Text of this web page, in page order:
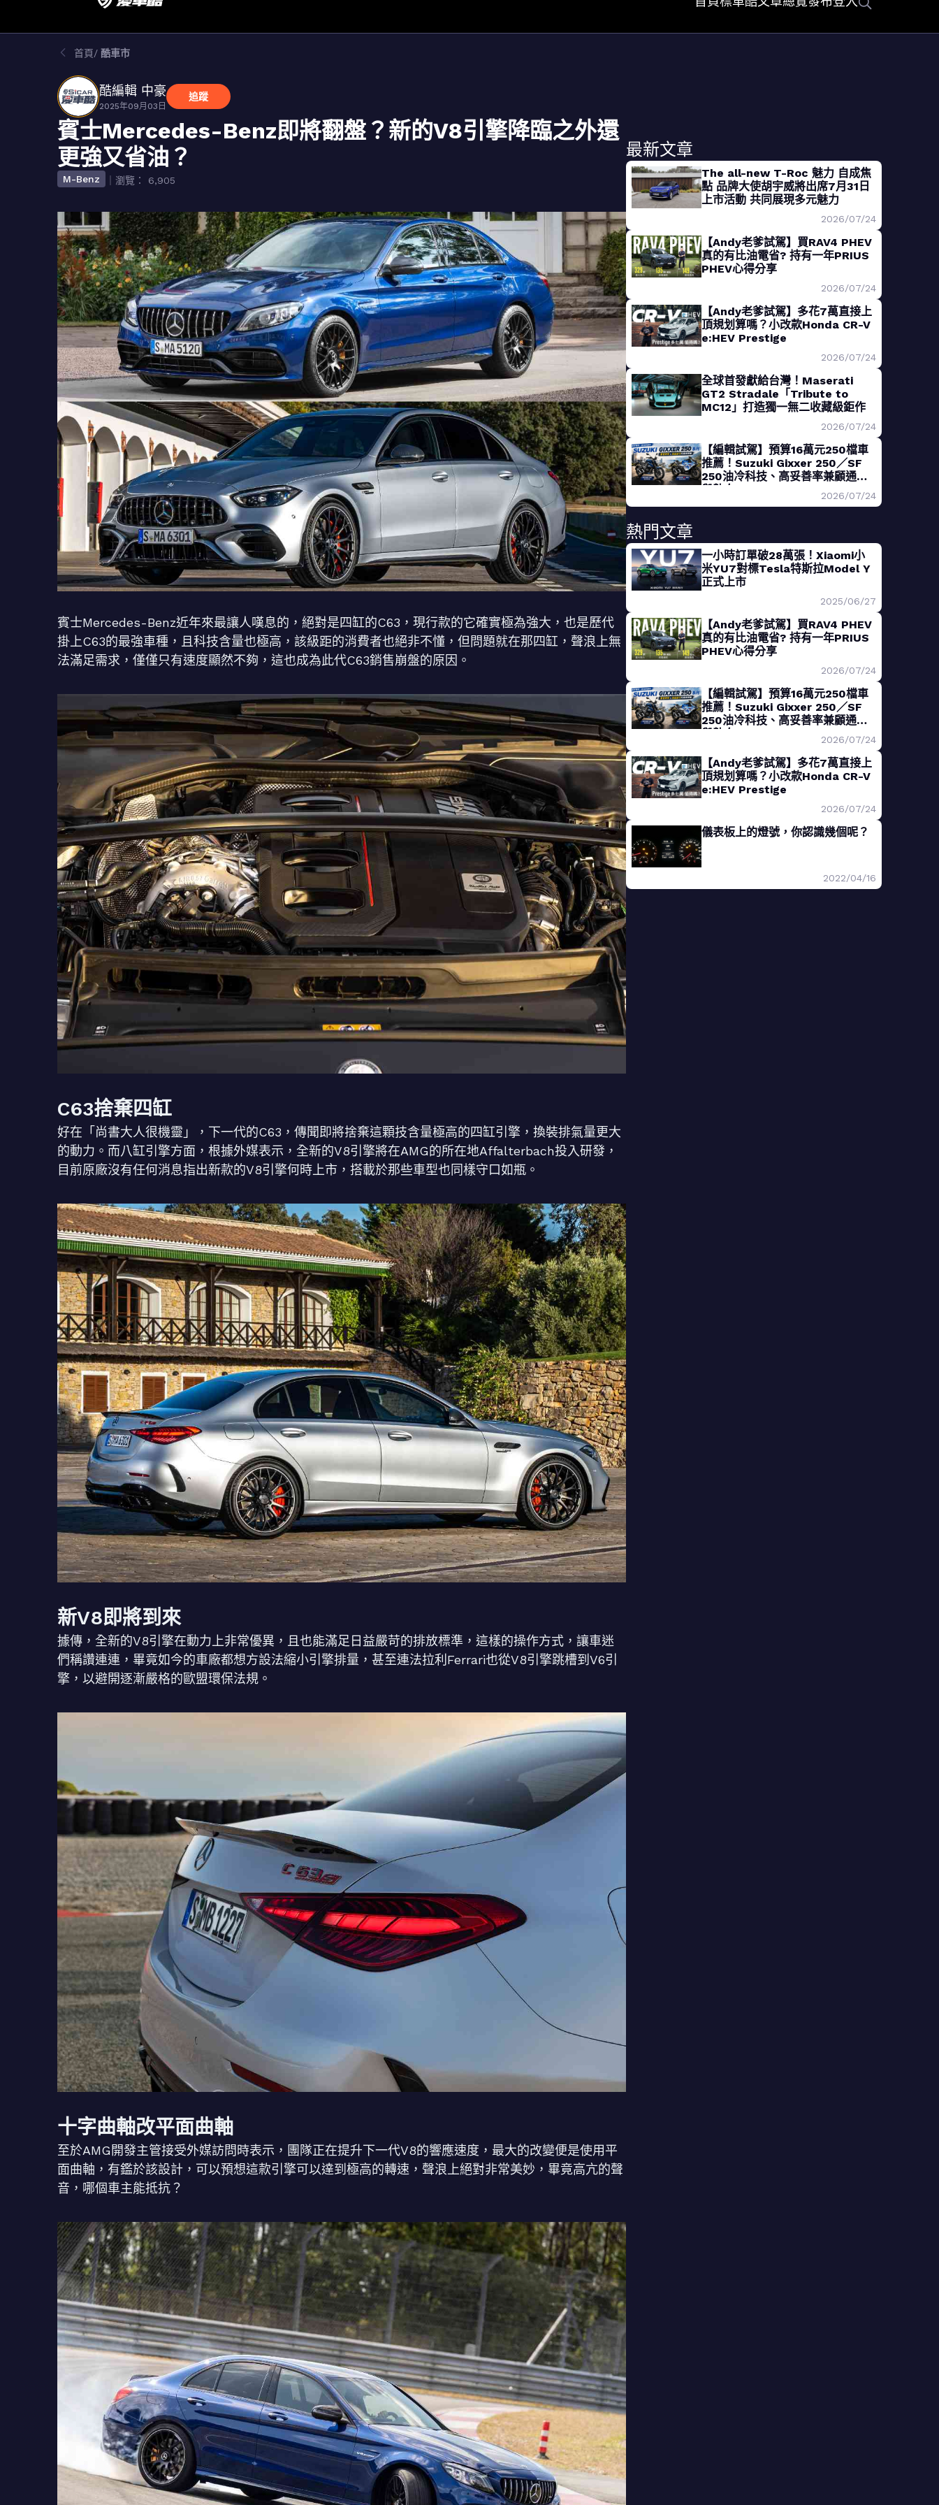
首頁 酷車市
酷編輯 中豪
2025年09月03日
追蹤
賓士Mercedes-Benz即將翻盤？新的V8引擎降臨之外還
更強又省油？
M-Benz ｜瀏覽： 6,905
賓士Mercedes-Benz近年來最讓人嘆息的，絕對是四缸的C63，現行款的它確實極為強大，也是歷代
掛上C63的最強車種，且科技含量也極高，該級距的消費者也絕非不懂，但問題就在那四缸，聲浪上無
法滿足需求，僅僅只有速度顯然不夠，這也成為此代C63銷售崩盤的原因。
C63捨棄四缸
好在「尚書大人很機靈」，下一代的C63，傳聞即將捨棄這顆技含量極高的四缸引擎，換裝排氣量更大
的動力。而八缸引擎方面，根據外媒表示，全新的V8引擎將在AMG的所在地Affalterbach投入研發，
目前原廠沒有任何消息指出新款的V8引擎何時上市，搭載於那些車型也同樣守口如瓶。
新V8即將到來
據傳，全新的V8引擎在動力上非常優異，且也能滿足日益嚴苛的排放標準，這樣的操作方式，讓車迷
們稱讚連連，畢竟如今的車廠都想方設法縮小引擎排量，甚至連法拉利Ferrari也從V8引擎跳槽到V6引
擎，以避開逐漸嚴格的歐盟環保法規。
十字曲軸改平面曲軸
至於AMG開發主管接受外媒訪問時表示，團隊正在提升下一代V8的響應速度，最大的改變便是使用平
面曲軸，有鑑於該設計，可以預想這款引擎可以達到極高的轉速，聲浪上絕對非常美妙，畢竟高亢的聲
音，哪個車主能抵抗？
最新文章
The all-new T-Roc 魅力 自成焦
點 品牌大使胡宇威將出席7月31日
上市活動 共同展現多元魅力
2026/07/24
【Andy老爹試駕】買RAV4 PHEV
真的有比油電省? 持有一年PRIUS
PHEV心得分享
2026/07/24
【Andy老爹試駕】多花7萬直接上
頂規划算嗎？小改款Honda CR-V
e:HEV Prestige
2026/07/24
全球首發獻給台灣！Maserati
GT2 Stradale「Tribute to
MC12」打造獨一無二收藏級鉅作
2026/07/24
【編輯試駕】預算16萬元250檔車
推薦！Suzuki Gixxer 250／SF
250油冷科技、高妥善率兼顧通勤
與熱血
2026/07/24
熱門文章
一小時訂單破28萬張！Xiaomi小
米YU7對標Tesla特斯拉Model Y
正式上市
2025/06/27
【Andy老爹試駕】買RAV4 PHEV
真的有比油電省? 持有一年PRIUS
PHEV心得分享
2026/07/24
【編輯試駕】預算16萬元250檔車
推薦！Suzuki Gixxer 250／SF
250油冷科技、高妥善率兼顧通勤
與熱血
2026/07/24
【Andy老爹試駕】多花7萬直接上
頂規划算嗎？小改款Honda CR-V
e:HEV Prestige
2026/07/24
儀表板上的燈號，你認識幾個呢？
2022/04/16